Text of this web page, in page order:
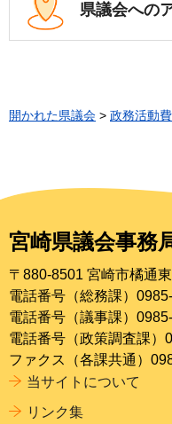
県議会への
開かれた県議会 > 政務活動費
宮崎県議会事務
〒880-8501 宮崎市橘通
電話番号（総務課）
電話番号（議事課）
電話番号（政策調査課）
ファクス（各課共通）
当サイトについて
リンク集